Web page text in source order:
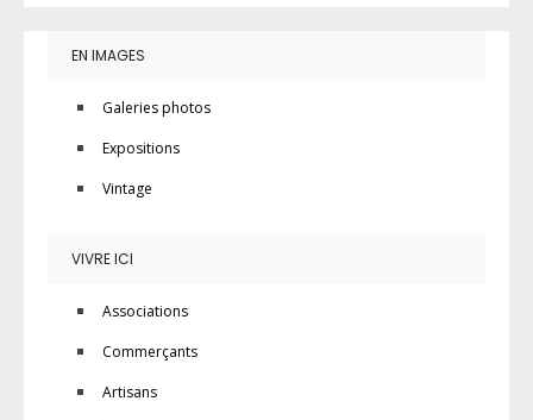
EN IMAGES
Galeries photos
Expositions
Vintage
VIVRE ICI
Associations
Commerçants
Artisans